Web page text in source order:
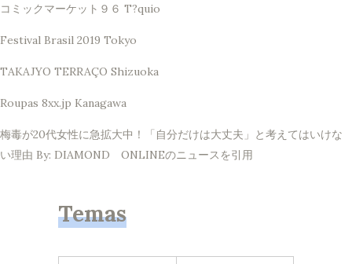
コミックマーケット９６ T?quio
Festival Brasil 2019 Tokyo
TAKAJYO TERRAÇO Shizuoka
Roupas 8xx.jp Kanagawa
梅毒が20代女性に急拡大中！「自分だけは大丈夫」と考えてはいけな
い理由 By: DIAMOND ONLINEのニュースを引用
Temas